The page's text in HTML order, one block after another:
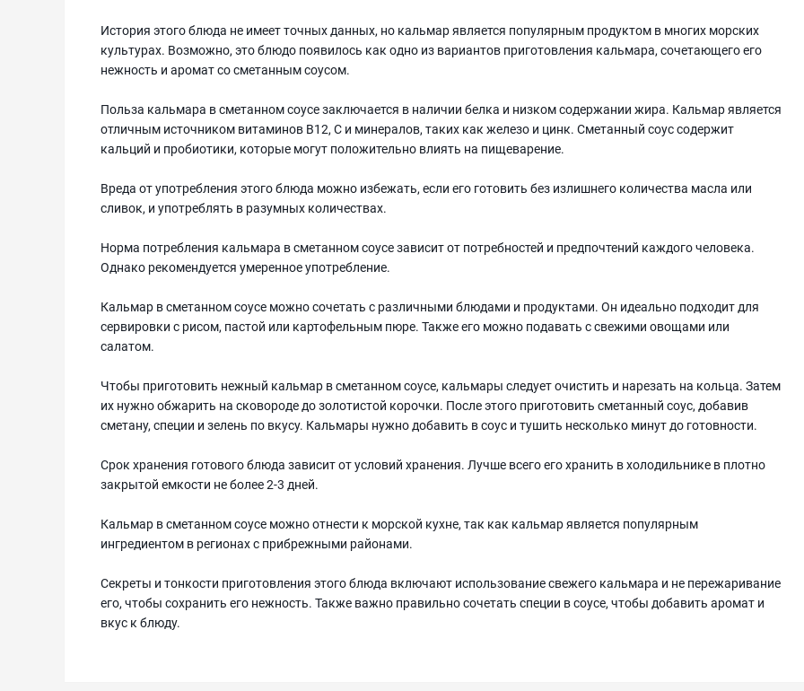
История этого блюда не имеет точных данных, но кальмар является популярным продуктом в многих морских
культурах. Возможно, это блюдо появилось как одно из вариантов приготовления кальмара, сочетающего его
нежность и аромат со сметанным соусом.
Польза кальмара в сметанном соусе заключается в наличии белка и низком содержании жира. Кальмар является
отличным источником витаминов B12, C и минералов, таких как железо и цинк. Сметанный соус содержит
кальций и пробиотики, которые могут положительно влиять на пищеварение.
Вреда от употребления этого блюда можно избежать, если его готовить без излишнего количества масла или
сливок, и употреблять в разумных количествах.
Норма потребления кальмара в сметанном соусе зависит от потребностей и предпочтений каждого человека.
Однако рекомендуется умеренное употребление.
Кальмар в сметанном соусе можно сочетать с различными блюдами и продуктами. Он идеально подходит для
сервировки с рисом, пастой или картофельным пюре. Также его можно подавать с свежими овощами или
салатом.
Чтобы приготовить нежный кальмар в сметанном соусе, кальмары следует очистить и нарезать на кольца. Затем
их нужно обжарить на сковороде до золотистой корочки. После этого приготовить сметанный соус, добавив
сметану, специи и зелень по вкусу. Кальмары нужно добавить в соус и тушить несколько минут до готовности.
Срок хранения готового блюда зависит от условий хранения. Лучше всего его хранить в холодильнике в плотно
закрытой емкости не более 2-3 дней.
Кальмар в сметанном соусе можно отнести к морской кухне, так как кальмар является популярным
ингредиентом в регионах с прибрежными районами.
Секреты и тонкости приготовления этого блюда включают использование свежего кальмара и не пережаривание
его, чтобы сохранить его нежность. Также важно правильно сочетать специи в соусе, чтобы добавить аромат и
вкус к блюду.